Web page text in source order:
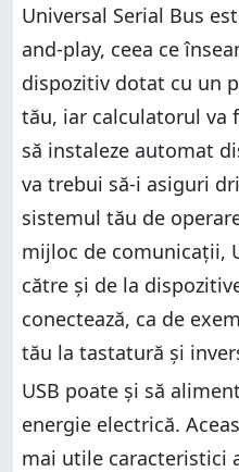
Universal Serial Bus
and-play, ceea ce
dispozitiv dotat cu un
tău, iar calculatorul va
să instaleze automat
va trebui să-i asiguri
sistemul tău de
mijloc de comunicații,
către și de la
conectează, ca de
tău la tastatură și
USB poate și să
energie electrică.
mai utile caracteristici